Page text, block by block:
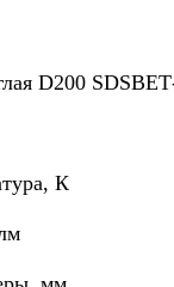
D200
К